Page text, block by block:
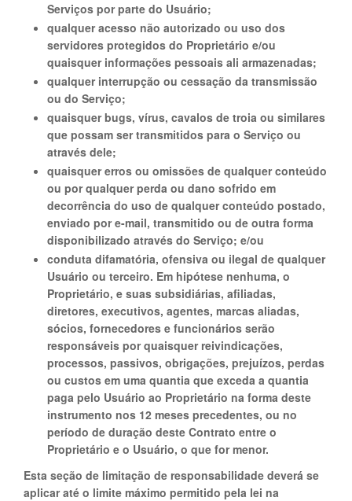
Serviços por parte do Usuário;
qualquer acesso não autorizado ou uso dos
servidores protegidos do Proprietário e/ou
quaisquer informações pessoais ali armazenadas;
qualquer interrupção ou cessação da transmissão
ou do Serviço;
quaisquer bugs, vírus, cavalos de troia ou similares
que possam ser transmitidos para o Serviço ou
através dele;
quaisquer erros ou omissões de qualquer conteúdo
ou por qualquer perda ou dano sofrido em
decorrência do uso de qualquer conteúdo postado,
enviado por e-mail, transmitido ou de outra forma
disponibilizado através do Serviço; e/ou
conduta difamatória, ofensiva ou ilegal de qualquer
Usuário ou terceiro. Em hipótese nenhuma, o
Proprietário, e suas subsidiárias, afiliadas,
diretores, executivos, agentes, marcas aliadas,
sócios, fornecedores e funcionários serão
responsáveis por quaisquer reivindicações,
processos, passivos, obrigações, prejuízos, perdas
ou custos em uma quantia que exceda a quantia
paga pelo Usuário ao Proprietário na forma deste
instrumento nos 12 meses precedentes, ou no
período de duração deste Contrato entre o
Proprietário e o Usuário, o que for menor.
Esta seção de limitação de responsabilidade deverá se
aplicar até o limite máximo permitido pela lei na